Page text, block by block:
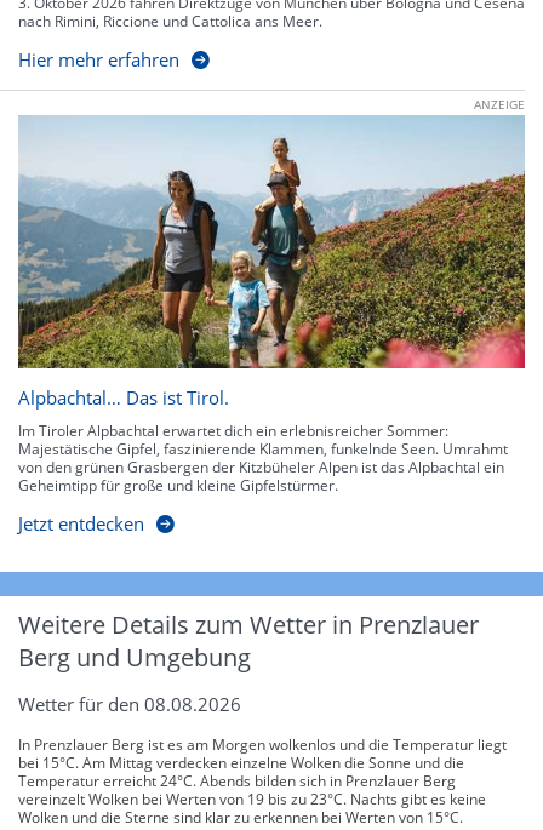
nach Rimini, Riccione und Cattolica ans Meer.
Hier mehr erfahren
ANZEIGE
Alpbachtal… Das ist Tirol.
Im Tiroler Alpbachtal erwartet dich ein erlebnisreicher Sommer:
Majestätische Gipfel, faszinierende Klammen, funkelnde Seen. Umrahmt
von den grünen Grasbergen der Kitzbüheler Alpen ist das Alpbachtal ein
Geheimtipp für große und kleine Gipfelstürmer.
Jetzt entdecken
Weitere Details zum Wetter in Prenzlauer
Berg und Umgebung
Wetter für den 08.08.2026
In Prenzlauer Berg ist es am Morgen wolkenlos und die Temperatur liegt
bei 15°C. Am Mittag verdecken einzelne Wolken die Sonne und die
Temperatur erreicht 24°C. Abends bilden sich in Prenzlauer Berg
vereinzelt Wolken bei Werten von 19 bis zu 23°C. Nachts gibt es keine
Wolken und die Sterne sind klar zu erkennen bei Werten von 15°C.